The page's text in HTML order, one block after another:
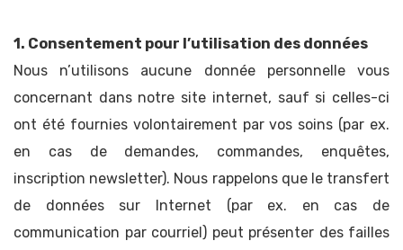
1. Consentement pour l’utilisation des données
Nous n’utilisons aucune donnée personnelle vous
concernant dans notre site internet, sauf si celles-ci
ont été fournies volontairement par vos soins (par ex.
en cas de demandes, commandes, enquêtes,
inscription newsletter). Nous rappelons que le transfert
de données sur Internet (par ex. en cas de
communication par courriel) peut présenter des failles